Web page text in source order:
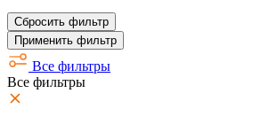
Сбросить фильтр
Применить фильтр
Все фильтры
Все фильтры